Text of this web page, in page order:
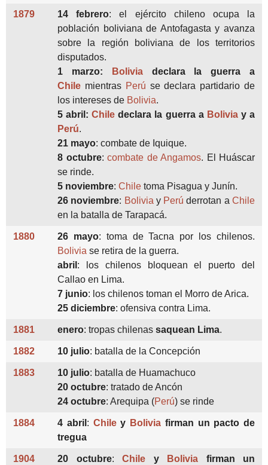
1879 14 febrero: el ejército chileno ocupa la
población boliviana de Antofagasta y avanza
sobre la región boliviana de los territorios
disputados.
1 marzo:
Boliviadeclara la guerra a
Chile mientras Perú se declara partidario de
los intereses de Bolivia.
5 abril:Chile declara la guerra a Boliviay a
Perú.
21 mayo: combate de Iquique.
8 octubre: combate de Angamos. El Huáscar
se rinde.
5 noviembre: Chile toma Pisagua y Junín.
26 noviembre: Bolivia y Perú derrotan aChile
en la batalla de Tarapacá.
1880 26 mayo: toma de Tacna por los chilenos.
Bolivia se retira de la guerra.
abril : los chilenos bloquean el puerto del
Callao en Lima.
7 junio: los chilenos toman el Morro de Arica.
25 diciembre: ofensiva contra Lima.
1881 enero: tropas chilenas saquean Lima.
1882 10 julio: batalla de la Concepción
1883 10 julio: batalla de Huamachuco
20 octubre: tratado de Ancón
24 octubre: Arequipa (Perú) se rinde
1884 4 abril : Chiley Bolivia firman un pacto de
tregua
1904 20 octubre: Chile y Bolivia firman un